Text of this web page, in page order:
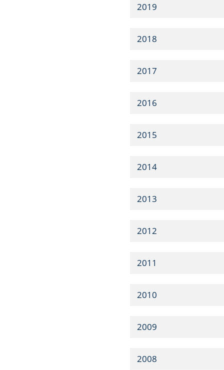
2019
2018
2017
2016
2015
2014
2013
2012
2011
2010
2009
2008